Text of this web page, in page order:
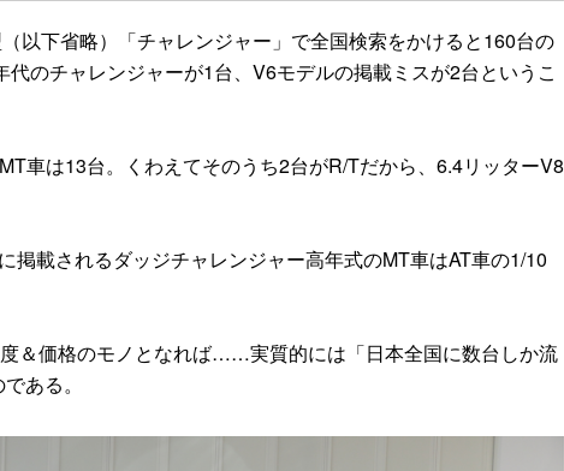
以下省略）「チャレンジャー」で全国検索をかけると160台の
のチャレンジャーが1台、V6モデルの掲載ミスが2台というこ
車は13台。くわえてそのうち2台がR/Tだから、6.4リッターV8
載されるダッジチャレンジャー高年式のMT車はAT車の1/10
＆価格のモノとなれば……実質的には「日本全国に数台しか流
ある。